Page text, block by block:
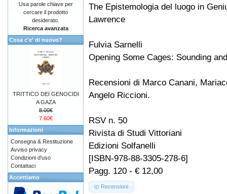
The Epistemologia del luogo in
Lawrence
Fulvia Sarnelli
Opening Some Cages: Sounding
Recensioni di Marco Canani,
Angelo Riccioni.
RSV n. 50
Rivista di Studi Vittoriani
Edizioni Solfanelli
[ISBN-978-88-3305-278-6]
Pagg. 120 - € 12,00
Recensioni
Usa parole chiave per
cercare il prodotto
desiderato.
Ricerca avanzata
Cosa c'e' di nuovo?
TRITTICO DEI GENOCIDI
A GAZA
8.00€
7.60€
Informazioni
Consegna & Restituzione
Avviso privacy
Condizioni d'uso
Contattaci
Accettiamo